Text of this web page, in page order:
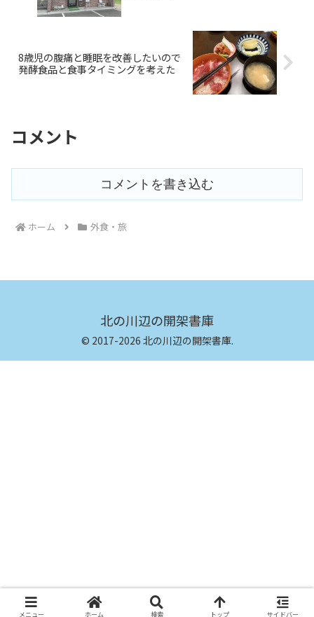
8歳児の腹痛と睡眠を改善したいので
発酵食品と食事タイミングを考えた
コメント
コメントを書き込む
ホーム 外食・旅
北の川辺の開架書庫
© 2017-2026 北の川辺の開架書庫.
メニュー ホーム 検索 トップ サイドバー